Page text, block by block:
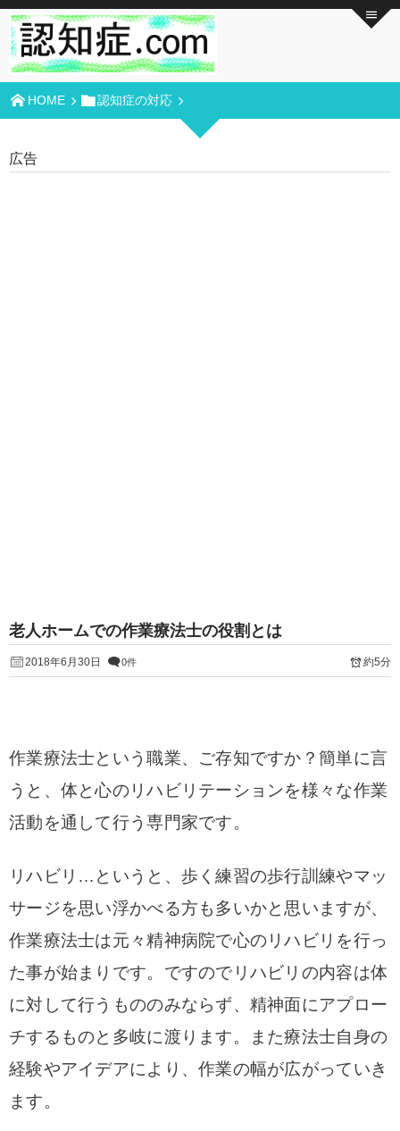
HOME 認知症の対応
広告
老人ホームでの作業療法士の役割とは
2018年6月30日 0件 約5分
作業療法士という職業、ご存知ですか？簡単に言
うと、体と心のリハビリテーションを様々な作業
活動を通して行う専門家です。
リハビリ…というと、歩く練習の歩行訓練やマッ
サージを思い浮かべる方も多いかと思いますが、
作業療法士は元々精神病院で心のリハビリを行っ
た事が始まりです。 ですのでリハビリの内容は体
に対して行うもののみならず、精神面にアプロー
チするものと多岐に渡ります。また療法士自身の
経験やアイデアにより、作業の幅が広がっていき
ます。